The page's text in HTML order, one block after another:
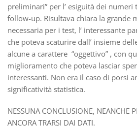
preliminari” per l’ esiguità dei
follow-up. Risultava chiara la grande
necessaria per i test, l’ interessante
che poteva scaturire dall’ insieme
alcune a carattere “oggettivo” , con
miglioramento che poteva lasciar
interessanti. Non era il caso di porsi
significatività statistica.
NESSUNA CONCLUSIONE, NEANCHE
ANCORA TRARSI DAI DATI.